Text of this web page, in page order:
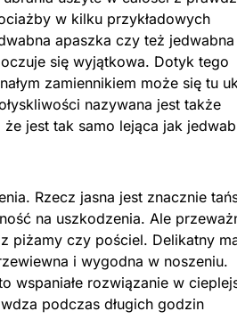
w kilku przykładowych
apaszka czy też jedwabna
się wyjątkowa. Dotyk tego
zamiennikiem może się tu
nazywana jest także
jest tak samo lejąca jak
Rzecz jasna jest znacznie
na uszkodzenia. Ale
piżamy czy pościel. Delikatny
i wygodna w noszeniu.
wspaniałe rozwiązanie w
podczas długich godzin